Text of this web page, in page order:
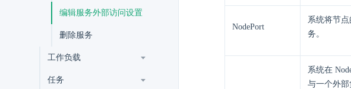
编辑服务外部访问设置
删除服务
工作负载
任务
NodePort
系统将节
务。
系统在
与一个外